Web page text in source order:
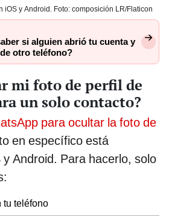
iOS y Android. Foto: composición LR/Flaticon
si alguien abrió tu cuenta y
otro teléfono?
mi foto de perfil de
un solo contacto?
para ocultar la foto de
en específico está
Android. Para hacerlo, solo
tu teléfono